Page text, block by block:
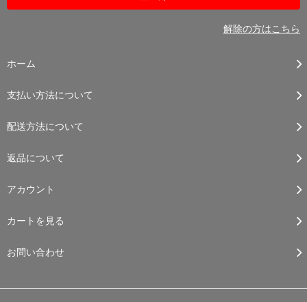
解除の方はこちら
ホーム
支払い方法について
配送方法について
返品について
アカウント
カートを見る
お問い合わせ